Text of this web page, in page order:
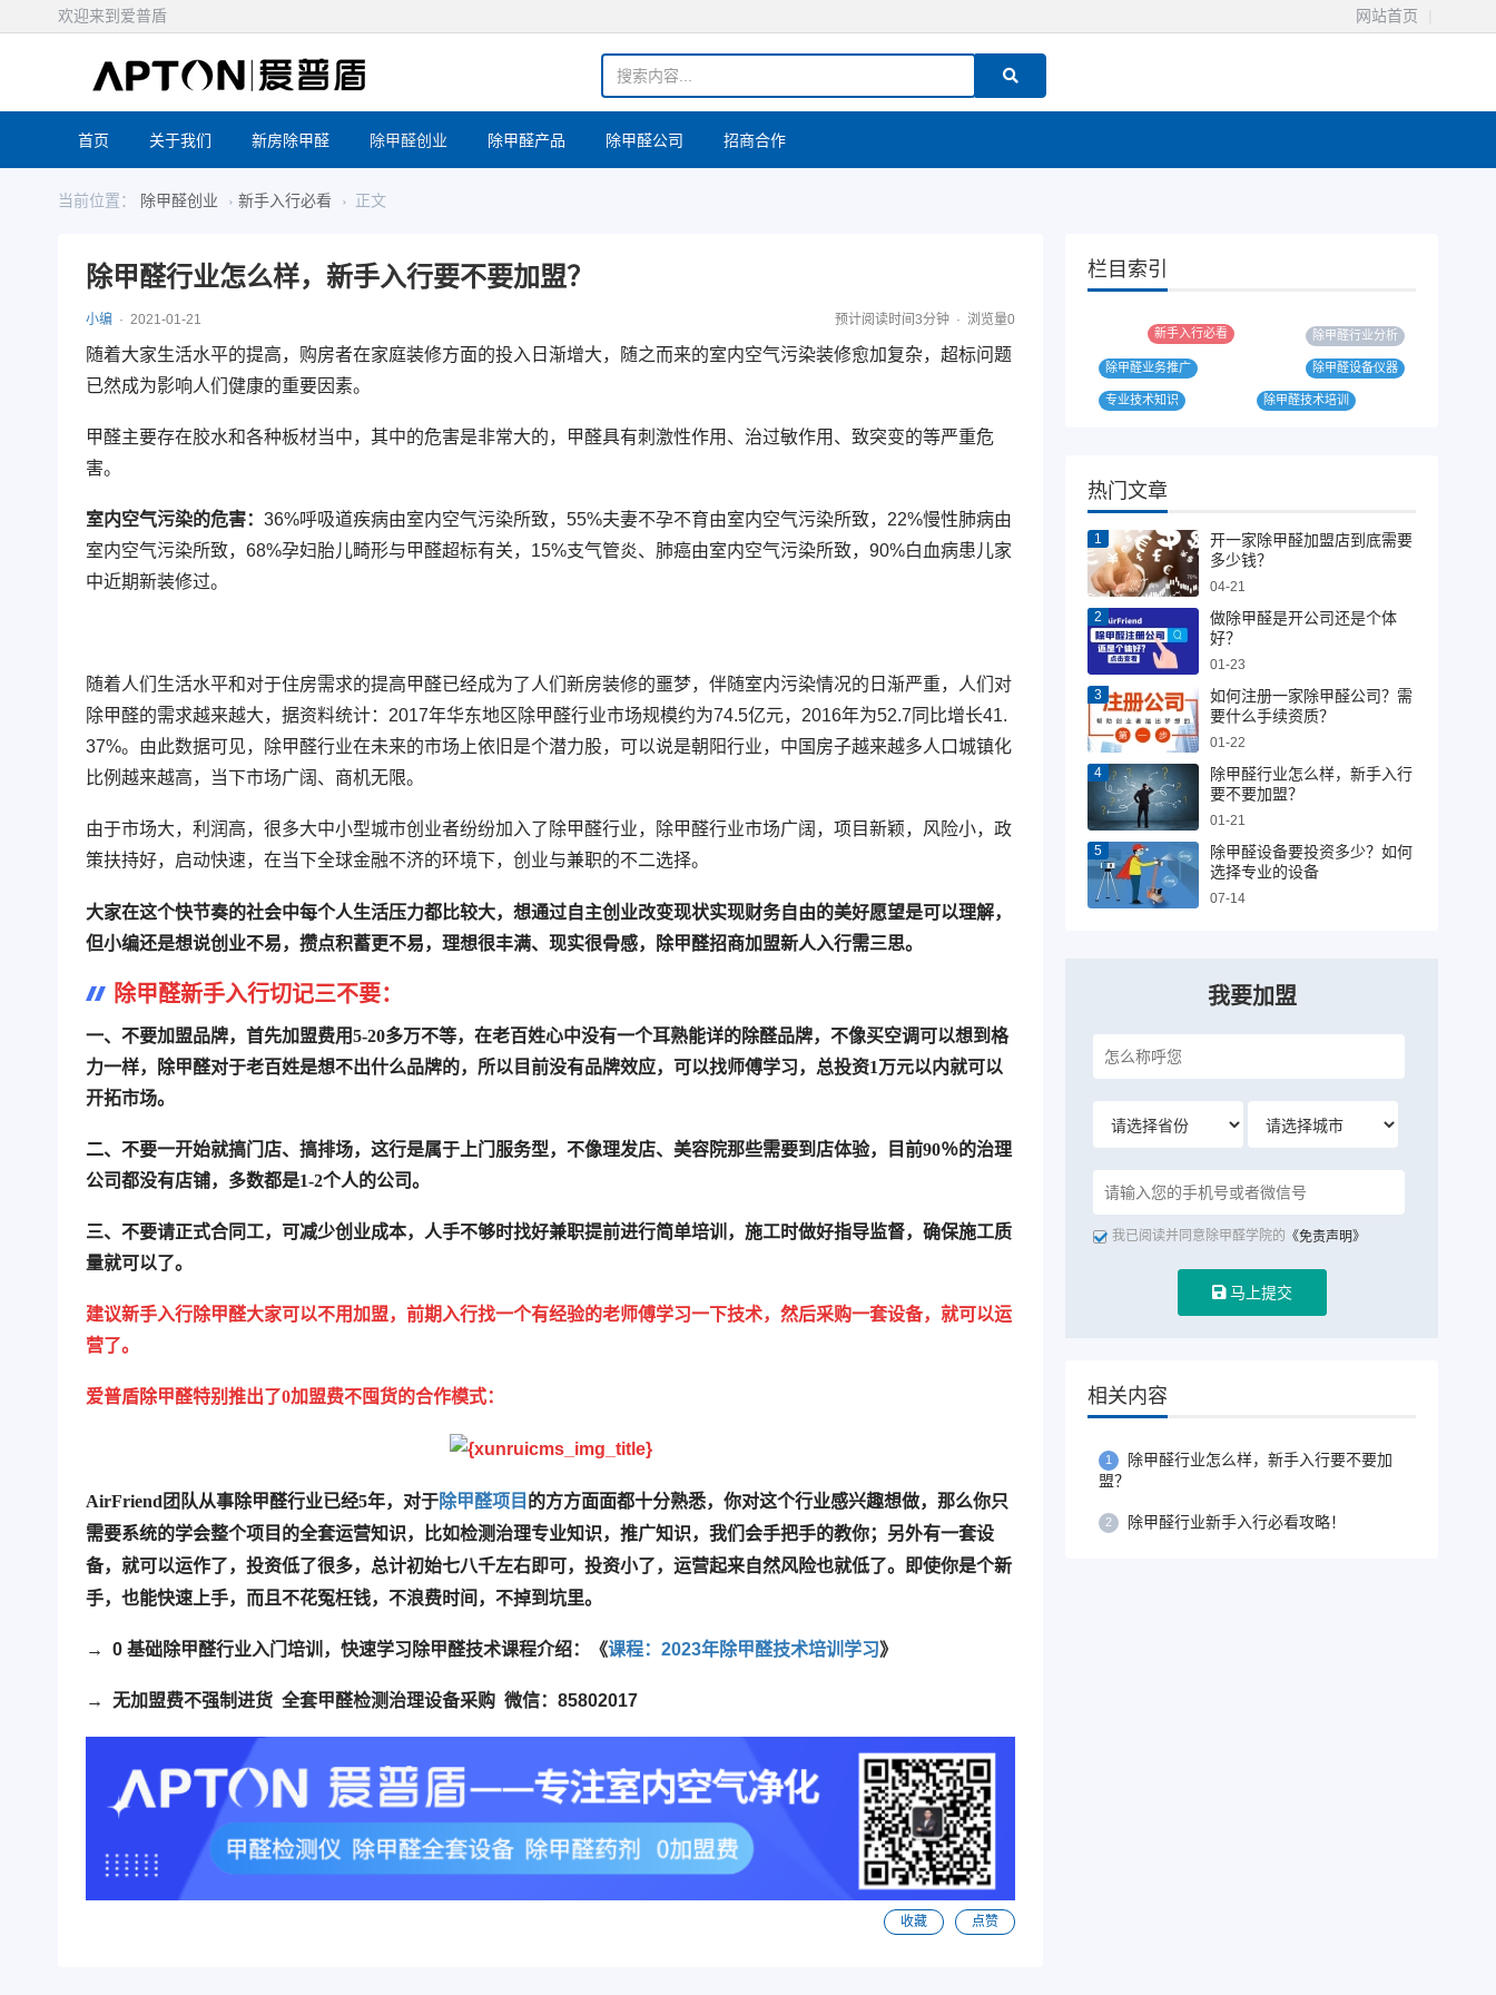
欢迎来到爱普盾 网站首页
首页 关于我们 新房除甲醛 除甲醛创业 除甲醛产品 除甲醛公司 招商合作
当前位置： 除甲醛创业 新手入行必看 正文
除甲醛行业怎么样，新手入行要不要加盟？
小编 2021-01-21 预计阅读时间3分钟 浏览量0
随着大家生活水平的提高， 购房者在家庭装修方面的投入日渐增大，随之而来的室内空气污染装修愈加复杂，超标问题
已然成为影响人们健康的重要因素。
甲醛主要存在胶水和各种板材当中，其中的危害是非常大的，甲醛具有刺激性作用、治过敏作用、致突变的等严重危
害。
室内空气污染的危害： 36%呼吸道疾病由室内空气污染所致，55%夫妻不孕不育由室内空气污染所致，22%慢性肺病由
室内空气污染所致，68%孕妇胎儿畸形与甲醛超标有关，15%支气管炎、肺癌由室内空气污染所致，90%白血病患儿家
中近期新装修过。
随着人们生活水平和对于住房需求的提高甲醛已经成为了人们新房装修的噩梦，伴随室内污染情况的日渐严重，人们对
除甲醛的需求越来越大，据资料统计：2017年华东地区除甲醛行业市场规模约为74.5亿元，2016年为52.7同比增长41.
37%。由此数据可见，除甲醛行业在未来的市场上依旧是个潜力股，可以说是朝阳行业，中国房子越来越多人口城镇化
比例越来越高，当下市场广阔、商机无限。
由于市场大，利润高，很多大中小型城市创业者纷纷加入了除甲醛行业，除甲醛行业市场广阔，项目新颖，风险小，政
策扶持好，启动快速，在当下全球金融不济的环境下，创业与兼职的不二选择。
大家在这个快节奏的社会中每个人生活压力都比较大，想通过自主创业改变现状实现财务自由的美好愿望是可以理解，
但小编还是想说创业不易，攒点积蓄更不易，理想很丰满、现实很骨感，除甲醛招商加盟新人入行需三思。
除甲醛新手入行切记三不要：
一、不要加盟品牌， 首先加盟费用5-20多万不等，在老百姓心中没有一个耳熟能详的除醛品牌，不像买空调可以想到格
力一样，除甲醛对于老百姓是想不出什么品牌的，所以目前没有品牌效应，可以找师傅学习，总投资1万元以内就可以
开拓市场。
二、不要一开始就搞门店、搞排场，这行是属于上门服务型，不像理发店、美容院那些需要到店体验，目前90％的治理
公司都没有店铺，多数都是1-2个人的公司。
三、不要请正式合同工， 可减少创业成本，人手不够时找好兼职提前进行简单培训，施工时做好指导监督，确保施工质
量就可以了。
建议新手入行除甲醛大家可以不用加盟，前期入行找一个有经验的老师傅学习一下技术，然后采购一套设备，就可以运
营了。
爱普盾除甲醛特别推出了0加盟费不囤货的合作模式：
AirFriend团队从事除甲醛行业已经5年，对于除甲醛项目 的方方面面都十分熟悉，你对这个行业感兴趣想做，那么你只
需要系统的学会整个项目的全套运营知识，比如检测治理专业知识，推广知识，我们会手把手的教你；另外有一套设
备，就可以运作了，投资低了很多， 总计初始七八千左右即可，投资小了，运营起来自然风险也就低了。即使你是个新
手，也能快速上手，而且不花冤枉钱，不浪费时间，不掉到坑里。
→ 0 基础除甲醛行业入门培训，快速学习除甲醛技术课程介绍：《课程：2023年除甲醛技术培训学习》
→ 无加盟费不强制进货 全套甲醛检测治理设备采购 微信： 85802017
收藏 点赞
栏目索引
新手入行必看 除甲醛行业分析
除甲醛业务推广 除甲醛设备仪器
专业技术知识 除甲醛技术培训
热门文章
开一家除甲醛加盟店到底需要
多少钱？
04-21
做除甲醛是开公司还是个体
好？
01-23
如何注册一家除甲醛公司？需
要什么手续资质？
01-22
除甲醛行业怎么样，新手入行
要不要加盟？
01-21
除甲醛设备要投资多少？如何
选择专业的设备
07-14
我要加盟
我已阅读并同意除甲醛学院的 《免责声明》
马上提交
相关内容
1
除甲醛行业怎么样，新手入行要不要加
盟？
2 除甲醛行业新手入行必看攻略！